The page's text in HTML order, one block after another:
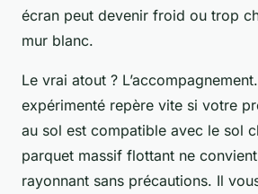
écran peut devenir froid ou trop
mur blanc.
Le vrai atout ?
expérimenté repère vite si votre
au sol est compatible avec le sol
parquet massif flottant ne
rayonnant sans précautions. Il